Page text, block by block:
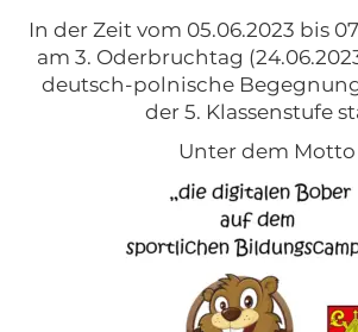
In der Zeit vom 05.06.2023 bis
am 3. Oderbruchtag
deutsch-polnische
der 5. Klassenstufe
Unter dem Motto